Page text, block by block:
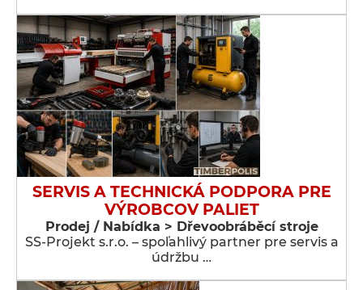
SERVIS A TECHNICKÁ PODPORA PRE
VÝROBCOV PALIET
Prodej / Nabídka > Dřevoobráběcí stroje
SS-Projekt s.r.o. – spoľahlivý partner pre servis a
údržbu …